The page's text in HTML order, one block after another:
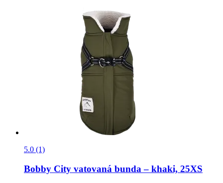
5.0 (1)
Bobby City vatovaná bunda – khaki, 25XS